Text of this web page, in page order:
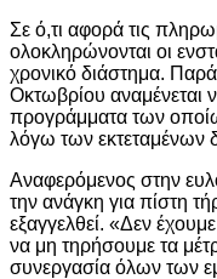
Σε ό,τι αφορά τις
ολοκληρώνονται οι
χρονικό διάστημα.
Οκτωβρίου αναμένεται
προγράμματα των
λόγω των εκτεταμένων
Αναφερόμενος στην
την ανάγκη για πίστη
εξαγγελθεί. «Δεν
να μη τηρήσουμε τα
συνεργασία όλων των